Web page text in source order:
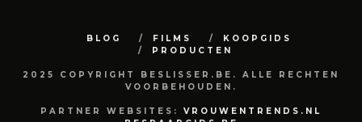
BLOG FILMS
KOOPGIDS
PRODUCTEN
2025 COPYRIGHT BESLISSER.BE. ALLE RECHTEN
VOORBEHOUDEN.
PARTNER WEBSITES: VROUWENTRENDS.NL